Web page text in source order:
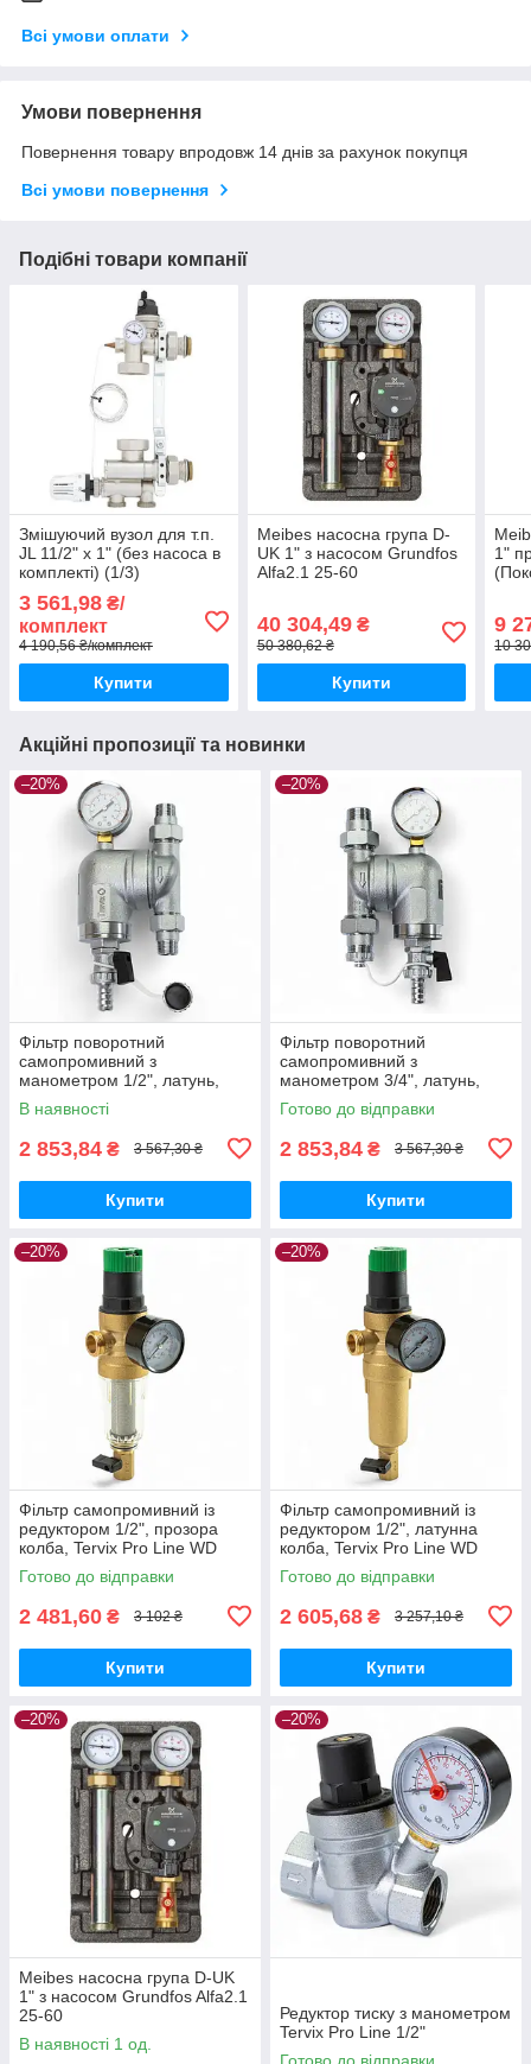
Всі умови оплати
Умови повернення
Повернення товару впродовж 14 днів за рахунок покупця
Всі умови повернення
Подібні товари компанії
Змішуючий вузол для т.п.
JL 11/2" х 1" (без насоса в
комплекті) (1/3)
3 561,98 ₴/
комплект
4 190,56 ₴/комплект
Купити
Meibes насосна група D-
UK 1" з насосом Grundfos
Alfa2.1 25-60
40 304,49₴
50 380,62 ₴
Купити
1"
9
10
Акційні пропозиції та новинки
–20%
Фільтр поворотний
самопромивний з
манометром 1/2", латунь,
Tervix Pro Line WD
В наявності
2 853,84 ₴ 3 567,30 ₴
Купити
–20%
Фільтр поворотний
самопромивний з
манометром 3/4", латунь,
Tervix Pro Line WD
Готово до відправки
2 853,84 ₴ 3 567,30 ₴
Купити
–20%
Фільтр самопромивний із
редуктором 1/2", прозора
колба, Tervix Pro Line WD
Готово до відправки
2 481,60 ₴ 3 102 ₴
Купити
–20%
Фільтр самопромивний із
редуктором 1/2", латунна
колба, Tervix Pro Line WD
Готово до відправки
2 605,68 ₴ 3 257,10 ₴
Купити
–20%
Meibes насосна група D-UK
1" з насосом Grundfos Alfa2.1
25-60
В наявності 1 од.
–20%
Редуктор тиску з манометром
Tervix Pro Line 1/2"